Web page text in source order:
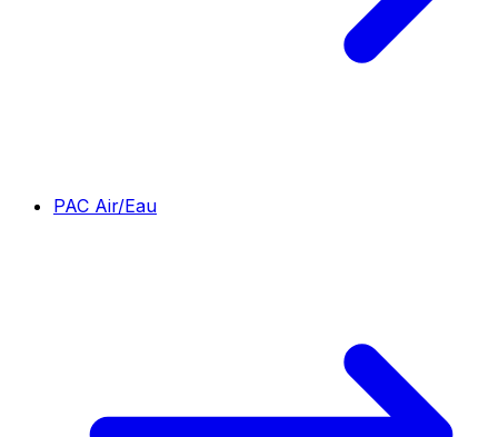
PAC Air/Eau